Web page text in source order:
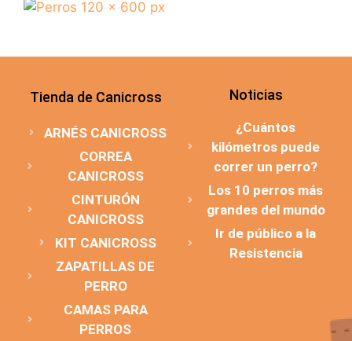
Tienda de Canicross
ARNÉS CANICROSS
CORREA
CANICROSS
CINTURÓN
CANICROSS
KIT CANICROSS
ZAPATILLAS DE
PERRO
CAMAS PARA
PERROS
Noticias
¿Cuántos
kilómetros puede
correr un perro?
Los 10 perros más
grandes del mundo
Ir de público a la
Resistencia